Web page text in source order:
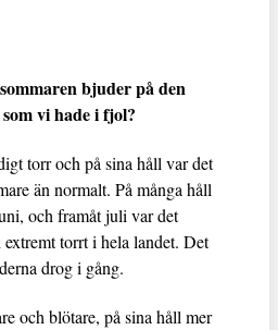
bjuder på den
vi hade i fjol?
torr och på sina håll var det
än normalt. På många håll
och framåt juli var det
torrt i hela landet. Det
drog i gång.
och blötare, på sina håll mer